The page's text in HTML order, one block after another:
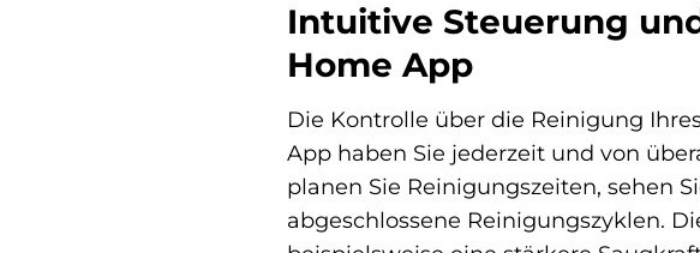
Intuitive Steuerung
Home App
Die Kontrolle über die Reinigung
App haben Sie jederzeit und von
planen Sie Reinigungszeiten, sehen
abgeschlossene Reinigungszyklen.